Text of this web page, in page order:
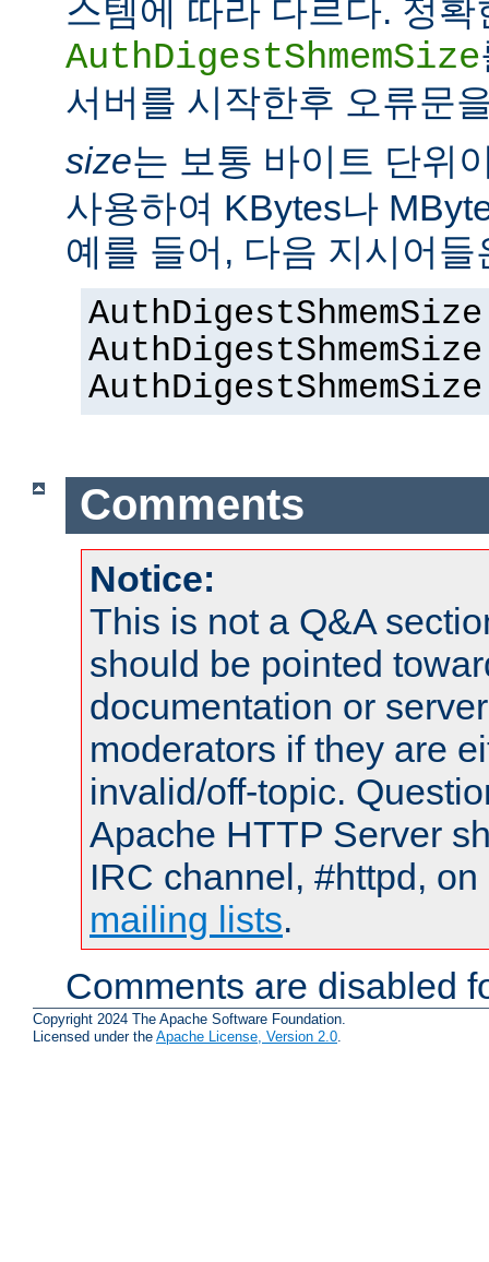
스템에 따라 다르다. 정
AuthDigestShmemSize
서버를 시작한후 오류문
size는 보통 바이트 단위
사용하여 KBytes나
예를 들어, 다음 지시어들
Comments
Notice:
This is not a Q&A
should be pointed
documentation or
moderators if they are
invalid/off-topic.
Apache HTTP Server
IRC channel, #httpd,
mailing lists.
Comments are disabled
Copyright 2024 The Apache Software Foundation.
Licensed under the Apache License, Version 2.0.